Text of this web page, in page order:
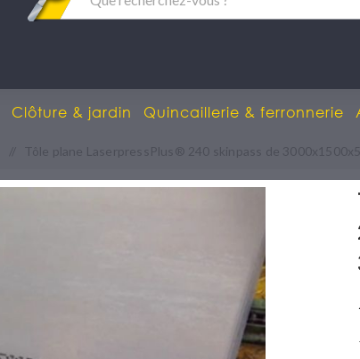
Clôture & jardin Quincaillerie & ferronnerie
Tôle plane LaserpressPlus® 240 skinpass de